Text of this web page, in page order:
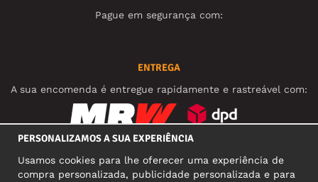
Pague em segurança com:
ENTREGA
A sua encomenda é entregue rapidamente e rastreável com:
PERSONALIZAMOS A SUA EXPERIÊNCIA
Usamos cookies para lhe oferecer uma experiência de
compra personalizada, publicidade personalizada e para